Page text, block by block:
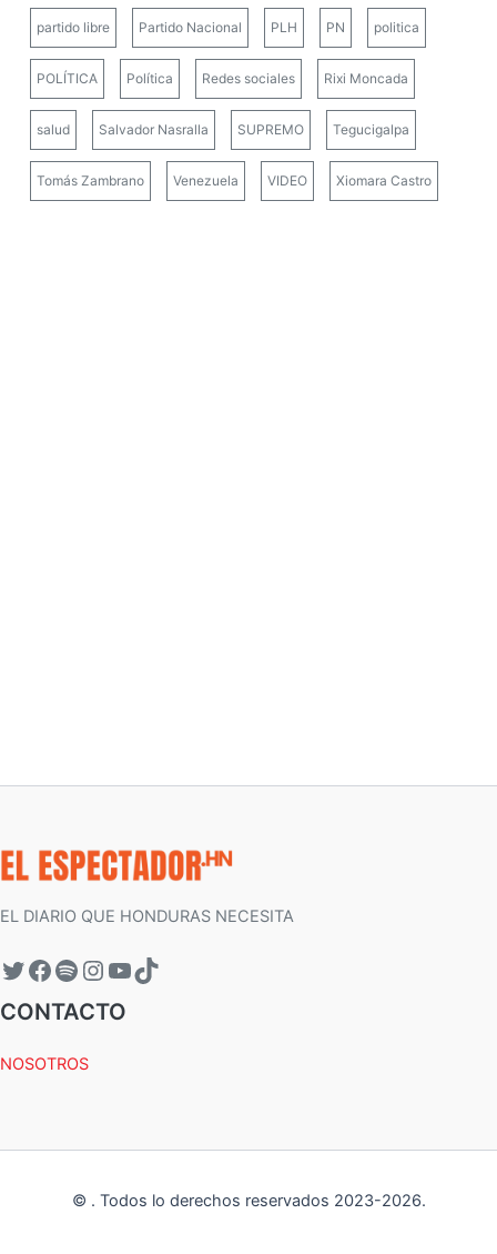
partido libre Partido Nacional PLH PN politica
POLÍTICA Política Redes sociales Rixi Moncada
salud Salvador Nasralla SUPREMO Tegucigalpa
Tomás Zambrano Venezuela VIDEO Xiomara Castro
EL DIARIO QUE HONDURAS NECESITA
CONTACTO
NOSOTROS
© . Todos lo derechos reservados 2023-2026.